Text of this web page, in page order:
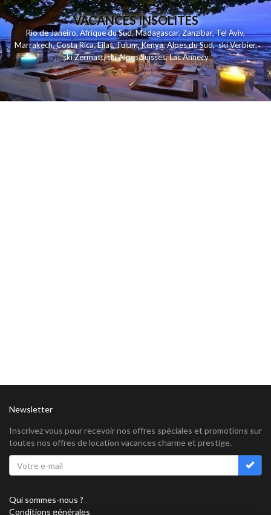
VACANCES INSOLITES
Rio de Janeiro,Afrique du Sud,Madagascar,Zanzibar,Tel Aviv,
Marrakech,Costa Rica,Eilat,Tulum,Kenya,Alpes du Sud,ski Verbier,
ski Zermatt,ski Alpes Suisses,Lac Annecy
Newsletter
Inscrivez vous pour recevoir nos offres spéciales et promotions sur
toutes nos offres de location vacances charme et prestige.
Qui sommes-nous ?
Conditions générales